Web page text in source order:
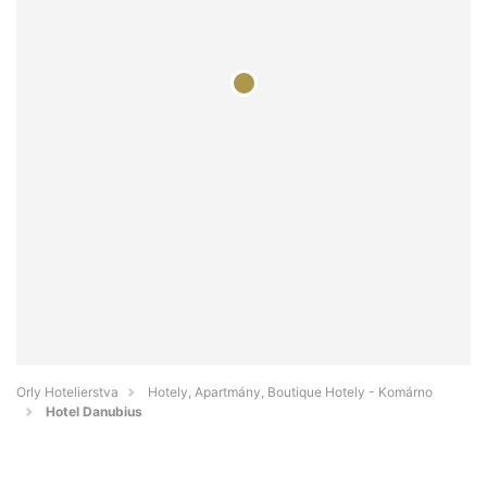
Orly Hotelierstva
Hotely, Apartmány, Boutique Hotely - Komárno
Hotel Danubius